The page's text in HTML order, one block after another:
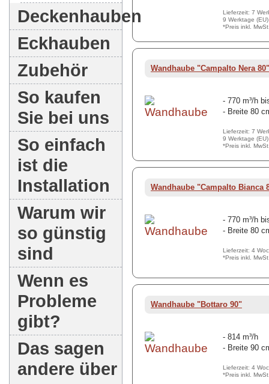
Deckenhauben
Eckhauben
Zubehör
So kaufen
Sie bei uns
So einfach
ist die
Installation
Warum wir
so günstig
sind
Wenn es
Probleme
gibt?
Das sagen
andere über
Lieferzeit: 7
9 Werktage (EU)
*Preis inkl.
Wandhaube "Campalto Nera 80"
- 770 m³/h
- Breite 80
Lieferzeit: 7
9 Werktage (EU)
*Preis inkl.
Wandhaube "Campalto Bianca
- 770 m³/h
- Breite 80
Lieferzeit: 4
*Preis inkl.
Wandhaube "Bottaro 90"
- 814 m³/h
- Breite 90
Lieferzeit: 4
*Preis inkl.